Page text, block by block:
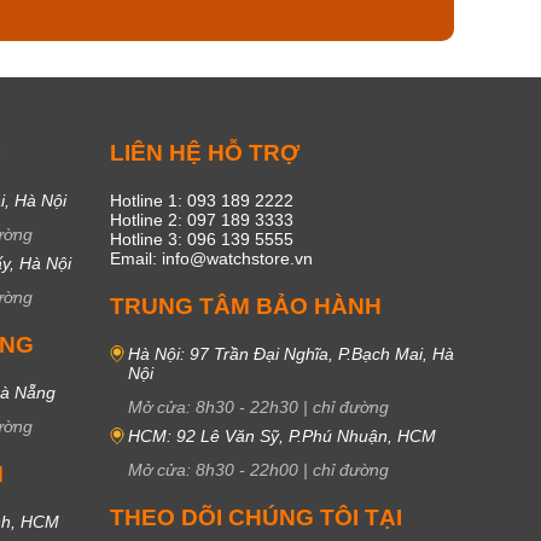
Hà Nội
Hà Nội
Nẵng
HCM
LIÊN HỆ HỖ TRỢ
Hotline 1: 093 189 2222
Hotline 2: 097 189 3333
Hotline 3: 096 139 5555
Email: info@watchstore.vn
TRUNG TÂM BẢO HÀNH
Hà Nội: 97 Trần Đại Nghĩa, P.Bạch Mai, Hà
Nội
Mở cửa: 8h30 - 22h30 | chỉ đường
HCM: 92 Lê Văn Sỹ, P.Phú Nhuận, HCM
Mở cửa: 8h30 - 22h00 | chỉ đường
THEO DÕI CHÚNG TÔI TẠI